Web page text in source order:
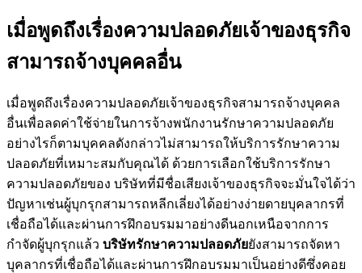
เมื่อพูดถึงเรื่องความปลอดภัยเจ้าของธุรกิจ
สามารถจ้างบุคคลอื่น
เมื่อพูดถึงเรื่องความปลอดภัยเจ้าของธุรกิจสามารถจ้างบุคคล
อื่นเพื่อลดค่าใช้จ่ายในการจ้างพนักงานรักษาความปลอดภัย
อย่างไรก็ตามบุคคลดังกล่าวไม่สามารถให้บริการรักษาความ
ปลอดภัยที่เหมาะสมกับคุณได้ ด้วยการเลือกใช้บริการรักษา
ความปลอดภัยของ บริษัทที่มีชื่อเสียงเจ้าของธุรกิจจะมั่นใจได้ว่า
ปัญหาเช่นผู้บุกรุกสามารถหลีกเลี่ยงได้อย่างง่ายดายบุคลากรที่
เชื่อถือได้และผ่านการฝึกอบรมมาอย่างดีนอกเหนือจากการ
กำจัดผู้บุกรุกแล้ว บริษัทรักษาความปลอดภัยยังสามารถจัดหา
บุคลากรที่เชื่อถือได้และผ่านการฝึกอบรมมาเป็นอย่างดีซึ่งคอย